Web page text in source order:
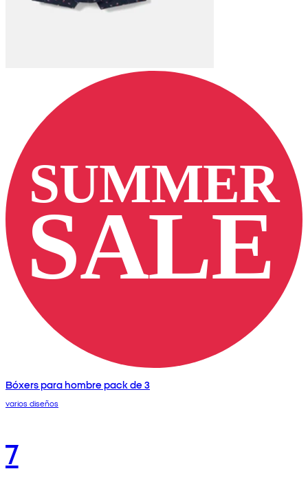
Bóxers para hombre pack de 3
varios diseños
7